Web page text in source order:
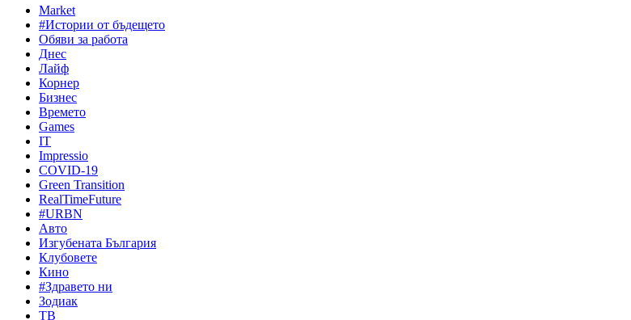
Market
#Истории от бъдещето
Обяви за работа
Днес
Лайф
Корнер
Бизнес
Времето
Games
IT
Impressio
COVID-19
Green Transition
RealTimeFuture
#URBN
Авто
Изгубената България
Клубовете
Кино
#Здравето ни
Зодиак
ТВ